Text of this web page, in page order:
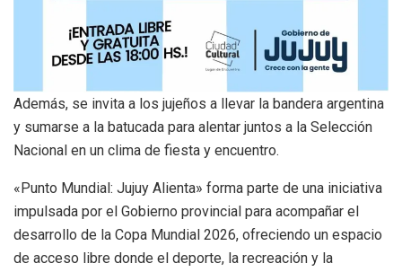
Además, se invita a los jujeños a llevar la bandera argentina
y sumarse a la batucada para alentar juntos a la Selección
Nacional en un clima de fiesta y encuentro.
«Punto Mundial: Jujuy Alienta» forma parte de una iniciativa
impulsada por el Gobierno provincial para acompañar el
desarrollo de la Copa Mundial 2026, ofreciendo un espacio
de acceso libre donde el deporte, la recreación y la